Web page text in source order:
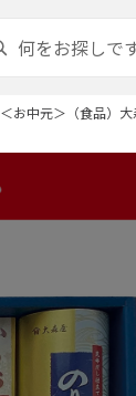
＜お中元＞（食品）